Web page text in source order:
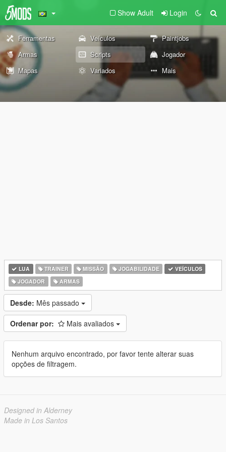
Show Adult Login
Ferramentas Veículos
Paintjobs
Armas
Scripts
Jogador
Mapas
Variados Mais
LUA TRAINER MISSÃO JOGABILIDADE
VEÍCULOS
JOGADOR
ARMAS
Desde: Mês passado
Ordenar por: Mais avaliados
Nenhum arquivo encontrado, por favor tente alterar suas
opções de filtragem.
Designed in Alderney
Made in Los Santos